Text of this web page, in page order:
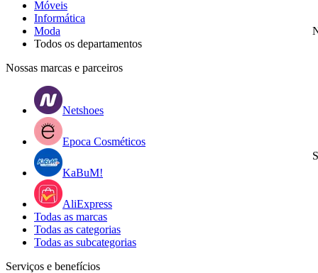
Móveis
Informática
Moda
Todos os departamentos
Nossas marcas e parceiros
Netshoes
Epoca Cosméticos
KaBuM!
AliExpress
Todas as marcas
Todas as categorias
Todas as subcategorias
Serviços e benefícios